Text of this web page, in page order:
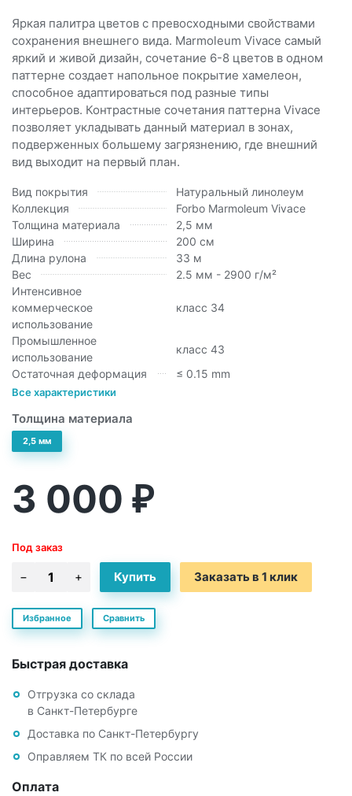
Яркая палитра цветов с превосходными свойствами
сохранения внешнего вида. Marmoleum Vivace самый
яркий и живой дизайн, сочетание 6-8 цветов в одном
паттерне создает напольное покрытие хамелеон,
способное адаптироваться под разные типы
интерьеров. Контрастные сочетания паттерна Vivace
позволяет укладывать данный материал в зонах,
подверженных большему загрязнению, где внешний
вид выходит на первый план.
Вид покрытия
Натуральный линолеум
Коллекция
Forbo Marmoleum Vivace
Толщина материала
2,5 мм
Ширина
200 см
Длина рулона
33 м
Вес
2.5 мм - 2900 г/м²
Интенсивное
коммерческое
использование
класс 34
Промышленное
использование
класс 43
Остаточная деформация
≤ 0.15 mm
Все характеристики
Толщина материала
2,5 мм
3 000 ₽
Под заказ
Заказать в 1 клик
Избранное Сравнить
Быстрая доставка
Отгрузка со склада
в Санкт-Петербурге
Доставка по Санкт-Петербургу
Оправляем ТК по всей России
Оплата